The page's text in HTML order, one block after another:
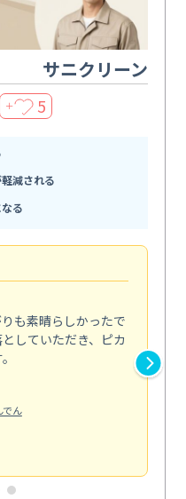
サニクリーン
＋ 5
減される
る
も素晴らしかったで
していただき、ピカ
でん